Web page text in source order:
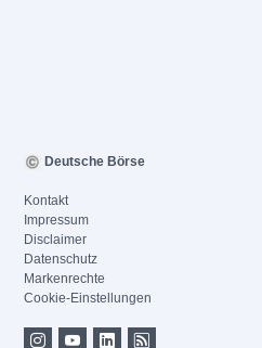
Deutsche Börse
Kontakt
Impressum
Disclaimer
Datenschutz
Markenrechte
Cookie-Einstellungen